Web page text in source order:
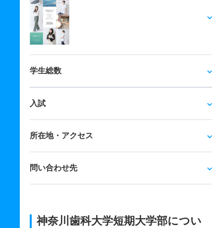
学生総数
入試
所在地・アクセス
問い合わせ先
神奈川歯科大学短期大学部につい